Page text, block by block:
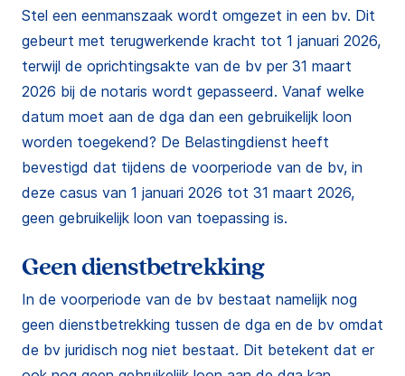
Stel een eenmanszaak wordt omgezet in een bv. Dit
gebeurt met terugwerkende kracht tot 1 januari 2026,
terwijl de oprichtingsakte van de bv per 31 maart
2026 bij de notaris wordt gepasseerd. Vanaf welke
datum moet aan de dga dan een gebruikelijk loon
worden toegekend? De Belastingdienst heeft
bevestigd dat tijdens de voorperiode van de bv, in
deze casus van 1 januari 2026 tot 31 maart 2026,
geen gebruikelijk loon van toepassing is.
Geen dienstbetrekking
In de voorperiode van de bv bestaat namelijk nog
geen dienstbetrekking tussen de dga en de bv omdat
de bv juridisch nog niet bestaat. Dit betekent dat er